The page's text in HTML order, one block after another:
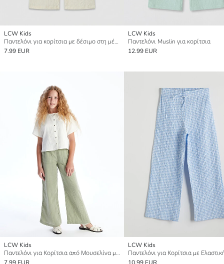
LCW Kids
Παντελόνι για κορίτσια με δέσιμο στη μέση και υφή
7.99 EUR
LCW Kids
Παντελόνι Muslin για κορίτσια
12.99 EUR
LCW Kids
Παντελόνι για Κορίτσια από Μουσελίνα με Ελαστική Μέση
7.99 EUR
LCW Kids
Παντελόνι για Κορίτσια με
10.99 EUR